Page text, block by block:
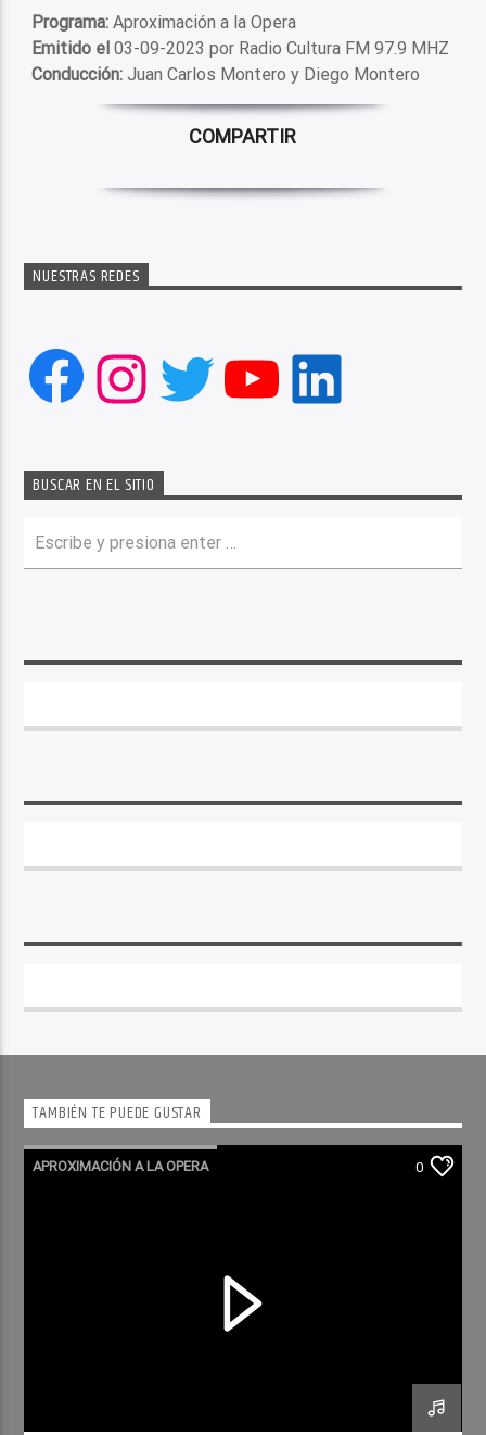
Programa: Aproximación a la Opera
Emitido el 03-09-2023 por Radio Cultura FM 97.9 MHZ
Conducción: Juan Carlos Montero y Diego Montero
COMPARTIR
NUESTRAS REDES
Facebook
Instagram
Twitter
YouTube
LinkedIn
BUSCAR EN EL SITIO
TAMBIÉN TE PUEDE GUSTAR
APROXIMACIÓN A LA OPERA 0